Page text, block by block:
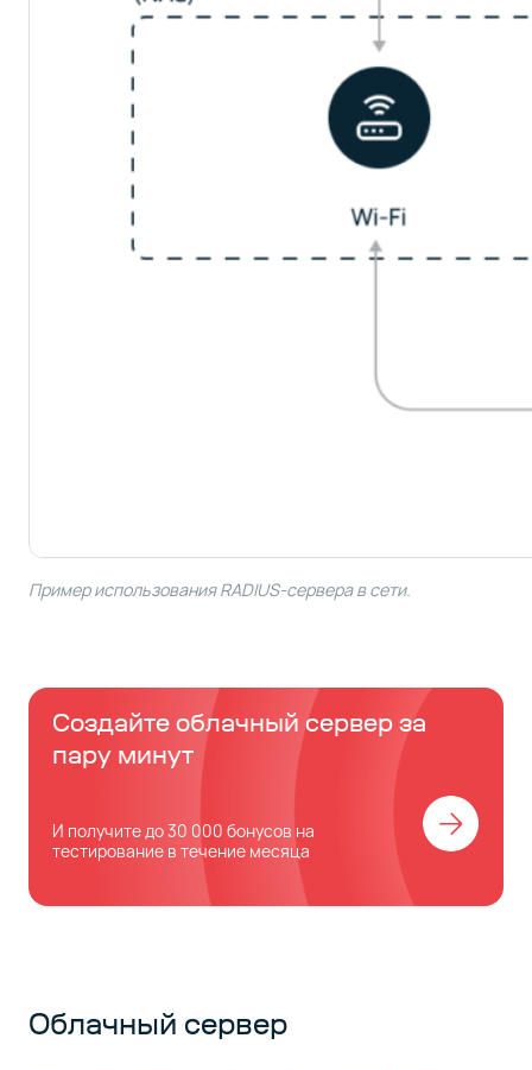
Пример использования RADIUS-сервера в сети.
Создайте облачный сервер за
пару минут
И получите до 30 000 бонусов на
тестирование в течение месяца
Облачный сервер